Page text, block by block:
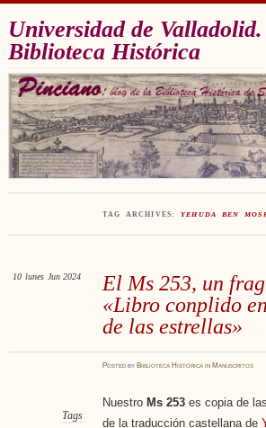
Universidad de Valladolid.
Biblioteca Histórica
TAG ARCHIVES: YEHUDA BEN
El Ms 253, un
«Libro conplido
de las estrellas»
10 lunes Jun 2024
Postedby Biblioteca Histórica in Manuscritos
Tags
Nuestro Ms 253es copia de
de la traducción castellana de